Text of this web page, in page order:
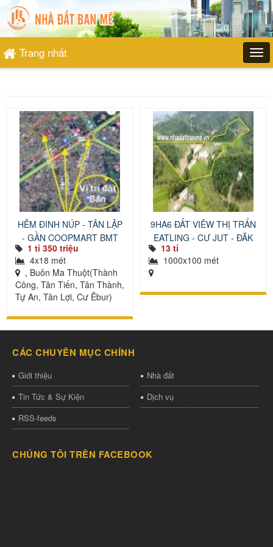
Trang nhất
HẺM ĐINH NÚP - TÂN LẬP
- GẦN COOPMART BMT
1 tỉ 350 triệu
4x18 mét
, Buôn Ma Thuột(Thành
Công, Tân Tiến, Tân Thành,
Tự An, Tân Lợi, Cư Êbur)
9HA6 ĐẤT VIÊW THỊ TRẤN
EATLING - CƯ JUT - ĐĂK
13 tỉ
1000x100 mét
CÁC CHUYÊN MỤC CHÍNH
Giới thiệu
Nhà đất
Tin Tức & Sự Kiện
Dịch vụ
RSS-feeds
CHÚNG TÔI TRÊN FACEBOOK